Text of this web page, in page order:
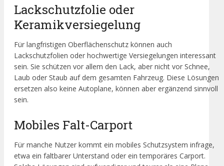
Lackschutzfolie oder
Keramikversiegelung
Für langfristigen Oberflächenschutz können auch
Lackschutzfolien oder hochwertige Versiegelungen interessant
sein. Sie schützen vor allem den Lack, aber nicht vor Schnee,
Laub oder Staub auf dem gesamten Fahrzeug. Diese Lösungen
ersetzen also keine Autoplane, können aber ergänzend sinnvoll
sein.
Mobiles Falt-Carport
Für manche Nutzer kommt ein mobiles Schutzsystem infrage,
etwa ein faltbarer Unterstand oder ein temporäres Carport.